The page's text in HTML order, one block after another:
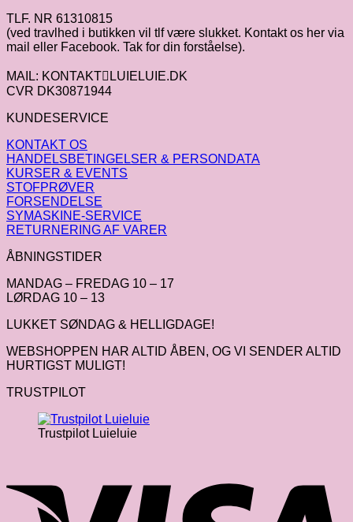
TLF. NR 61310815
(ved travlhed i butikken vil tlf være slukket. Kontakt os her via
mail eller Facebook. Tak for din forståelse).
MAIL: KONTAKTLUIELUIE.DK
CVR DK30871944
KUNDESERVICE
KONTAKT OS
HANDELSBETINGELSER & PERSONDATA
KURSER & EVENTS
STOFPRØVER
FORSENDELSE
SYMASKINE-SERVICE
RETURNERING AF VARER
ÅBNINGSTIDER
MANDAG – FREDAG 10 – 17
LØRDAG 10 – 13
LUKKET SØNDAG & HELLIGDAGE!
WEBSHOPPEN HAR ALTID ÅBEN, OG VI SENDER ALTID
HURTIGST MULIGT!
TRUSTPILOT
Trustpilot Luieluie